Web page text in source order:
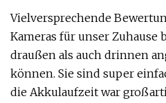
Vielversprechende
Kameras für unser Zuhause
draußen als auch drinnen
können. Sie sind super
die Akkulaufzeit war